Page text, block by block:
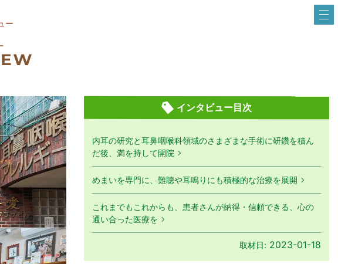
ー
インタビュー目次
内耳の研究と耳鼻咽喉科領域のさまざまな手術に研鑽を積ん
だ後、満を持して開院
めまいを専門に、難聴や耳鳴りにも積極的な治療を展開
これまでもこれからも、患者さんが納得・信頼できる、心の
通い合った医療を
取材日: 2023-01-18